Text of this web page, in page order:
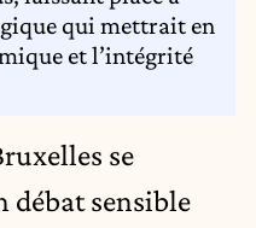
qui mettrait en
et l’intégrité
se
débat sensible